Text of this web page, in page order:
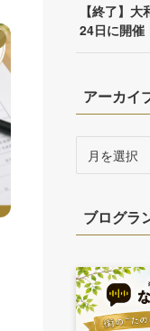
【終了】
24日に開催
アーカイ
ブブログラ